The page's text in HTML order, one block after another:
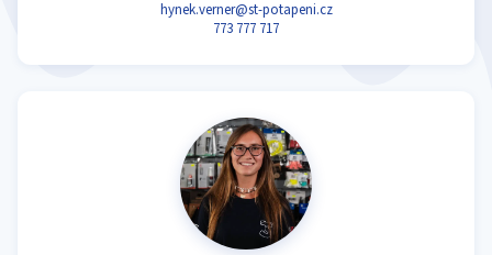
hynek.verner@st-potapeni.cz
773 777 717